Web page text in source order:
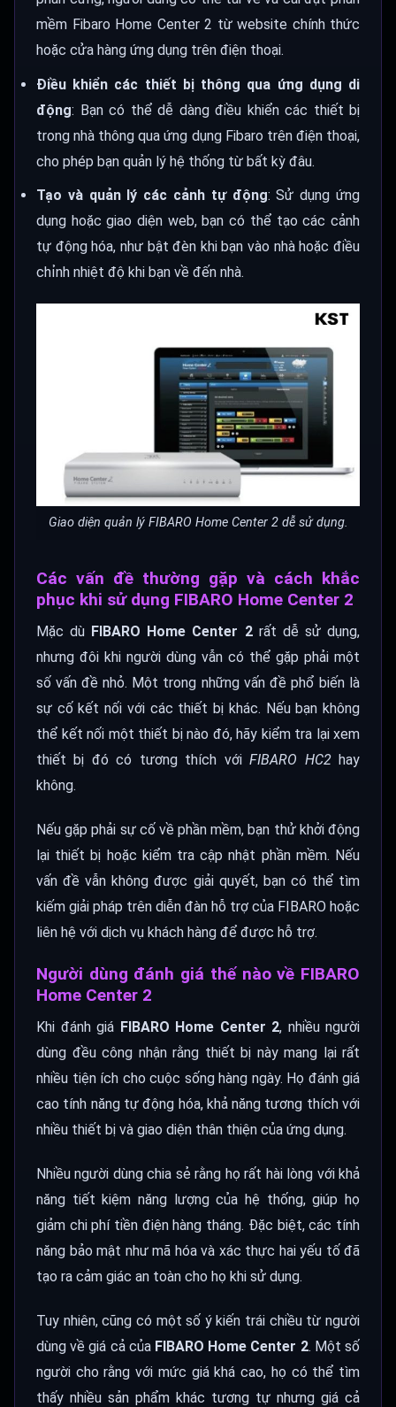
mềm Fibaro Home Center 2 từ website chính thức
hoặc cửa hàng ứng dụng trên điện thoại.
Điều khiển các thiết bị thông qua ứng dụng di
động: Bạn có thể dễ dàng điều khiển các thiết bị
trong nhà thông qua ứng dụng Fibaro trên điện thoại,
cho phép bạn quản lý hệ thống từ bất kỳ đâu.
Tạo và quản lý các cảnh tự động: Sử dụng ứng
dụng hoặc giao diện web, bạn có thể tạo các cảnh
tự động hóa, như bật đèn khi bạn vào nhà hoặc điều
chỉnh nhiệt độ khi bạn về đến nhà.
Giao diện quản lý FIBARO Home Center 2 dễ sử dụng.
Các vấn đề thường gặp và cách khắc
phục khi sử dụng FIBARO Home Center 2
Mặc dù FIBARO Home Center 2rất dễ sử dụng,
nhưng đôi khi người dùng vẫn có thể gặp phải một
số vấn đề nhỏ. Một trong những vấn đề phổ biến là
sự cố kết nối với các thiết bị khác. Nếu bạn không
thể kết nối một thiết bị nào đó, hãy kiểm tra lại xem
thiết bị đó có tương thích vớiFIBARO HC2hay
không.
Nếu gặp phải sự cố về phần mềm, bạn thử khởi động
lại thiết bị hoặc kiểm tra cập nhật phần mềm. Nếu
vấn đề vẫn không được giải quyết, bạn có thể tìm
kiếm giải pháp trên diễn đàn hỗ trợ của FIBARO hoặc
liên hệ với dịch vụ khách hàng để được hỗ trợ.
Người dùng đánh giá thế nào về FIBARO
Home Center 2
Khi đánh giá FIBARO Home Center 2, nhiều người
dùng đều công nhận rằng thiết bị này mang lại rất
nhiều tiện ích cho cuộc sống hàng ngày. Họ đánh giá
cao tính năng tự động hóa, khả năng tương thích với
nhiều thiết bị và giao diện thân thiện của ứng dụng.
Nhiều người dùng chia sẻ rằng họ rất hài lòng với khả
năng tiết kiệm năng lượng của hệ thống, giúp họ
giảm chi phí tiền điện hàng tháng. Đặc biệt, các tính
năng bảo mật như mã hóa và xác thực hai yếu tố đã
tạo ra cảm giác an toàn cho họ khi sử dụng.
Tuy nhiên, cũng có một số ý kiến trái chiều từ người
dùng về giá cả của FIBARO Home Center 2. Một số
người cho rằng với mức giá khá cao, họ có thể tìm
thấy nhiều sản phẩm khác tương tự nhưng giá cả